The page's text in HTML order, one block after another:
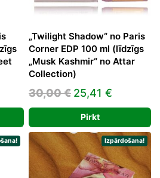
€.
„Twilight Shadow“ no Paris
Corner EDP 100 ml (līdzīgs
„Musk Kashmir“ no Attar
Collection)
30,00€ Original
price
was:
30,00 €.
25,41 €
price
is:
25,41 €.
Pirkt
Izpārdošana!